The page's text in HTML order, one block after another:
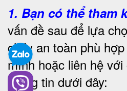
1. Bạn có thể tham
vấn đề sau để lựa
cháy an toàn phù
mình hoặc liên hệ
thông tin dưới đây: